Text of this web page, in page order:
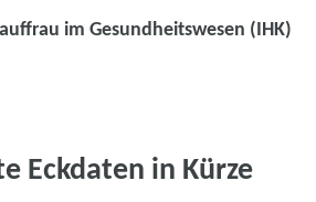
im Gesundheitswesen (IHK)
Eckdaten in Kürze